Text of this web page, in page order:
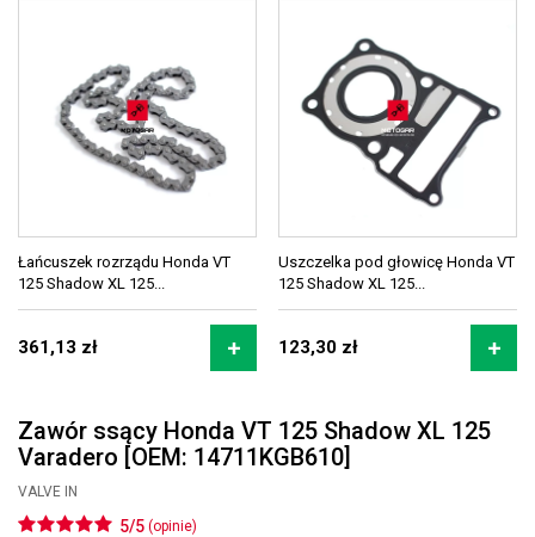
Łańcuszek rozrządu Honda VT
125 Shadow XL 125...
361,13 zł
Uszczelka pod głowicę Honda VT
125 Shadow XL 125...
123,30 zł
Zawór ssący Honda VT 125 Shadow XL 125
Varadero [OEM: 14711KGB610]
VALVE IN
5/5 (opinie)